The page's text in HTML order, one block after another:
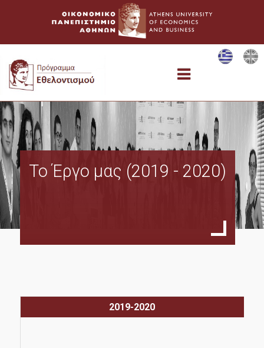
Αρχική
Εθελοντικές Δράσεις
Special Events
Το Πρόγραμμα
Το Έργο μας (2019 - 2020)
2019-2020